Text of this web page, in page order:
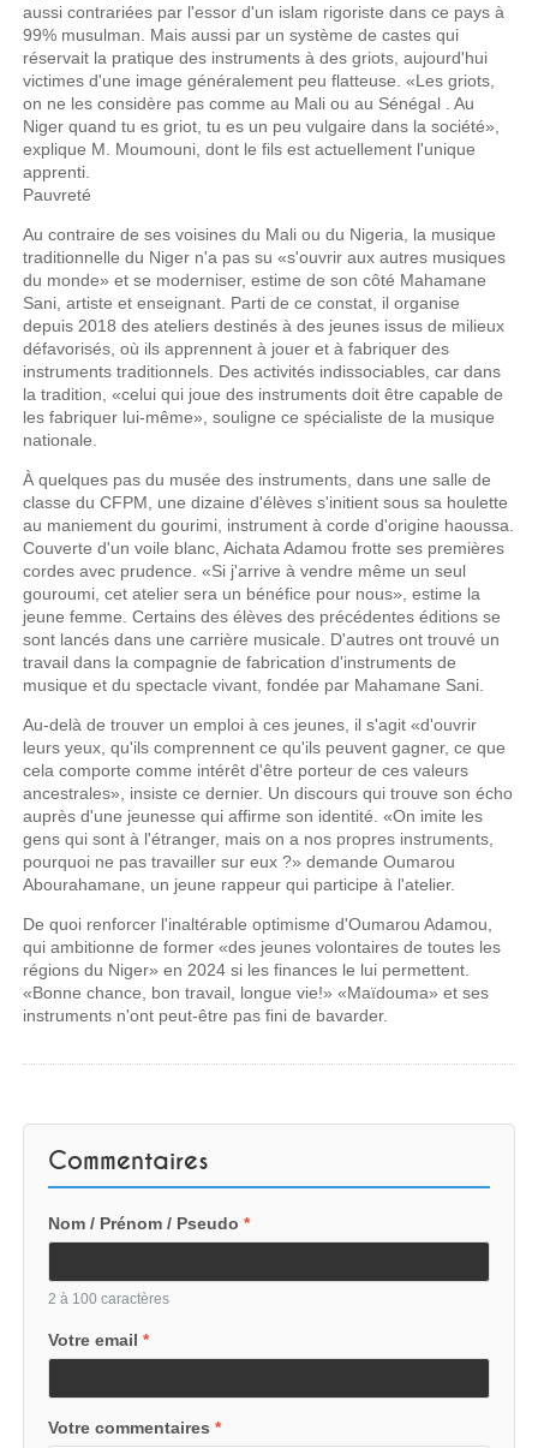
aussi contrariées par l'essor d'un islam rigoriste dans ce pays à
99% musulman. Mais aussi par un système de castes qui
réservait la pratique des instruments à des griots, aujourd'hui
victimes d'une image généralement peu flatteuse. «Les griots,
on ne les considère pas comme au Mali ou au Sénégal . Au
Niger quand tu es griot, tu es un peu vulgaire dans la société»,
explique M. Moumouni, dont le fils est actuellement l'unique
apprenti.
Pauvreté
Au contraire de ses voisines du Mali ou du Nigeria, la musique
traditionnelle du Niger n'a pas su «s'ouvrir aux autres musiques
du monde» et se moderniser, estime de son côté Mahamane
Sani, artiste et enseignant. Parti de ce constat, il organise
depuis 2018 des ateliers destinés à des jeunes issus de milieux
défavorisés, où ils apprennent à jouer et à fabriquer des
instruments traditionnels. Des activités indissociables, car dans
la tradition, «celui qui joue des instruments doit être capable de
les fabriquer lui-même», souligne ce spécialiste de la musique
nationale.
À quelques pas du musée des instruments, dans une salle de
classe du CFPM, une dizaine d'élèves s'initient sous sa houlette
au maniement du gourimi, instrument à corde d'origine haoussa.
Couverte d'un voile blanc, Aichata Adamou frotte ses premières
cordes avec prudence. «Si j'arrive à vendre même un seul
gouroumi, cet atelier sera un bénéfice pour nous», estime la
jeune femme. Certains des élèves des précédentes éditions se
sont lancés dans une carrière musicale. D'autres ont trouvé un
travail dans la compagnie de fabrication d'instruments de
musique et du spectacle vivant, fondée par Mahamane Sani.
Au-delà de trouver un emploi à ces jeunes, il s'agit «d'ouvrir
leurs yeux, qu'ils comprennent ce qu'ils peuvent gagner, ce que
cela comporte comme intérêt d'être porteur de ces valeurs
ancestrales», insiste ce dernier. Un discours qui trouve son écho
auprès d'une jeunesse qui affirme son identité. «On imite les
gens qui sont à l'étranger, mais on a nos propres instruments,
pourquoi ne pas travailler sur eux ?» demande Oumarou
Abourahamane, un jeune rappeur qui participe à l'atelier.
De quoi renforcer l'inaltérable optimisme d'Oumarou Adamou,
qui ambitionne de former «des jeunes volontaires de toutes les
régions du Niger» en 2024 si les finances le lui permettent.
«Bonne chance, bon travail, longue vie!» «Maïdouma» et ses
instruments n'ont peut-être pas fini de bavarder.
Commentaires
Nom / Prénom / Pseudo*
2 à 100 caractères
Votre email*
Votre commentaires*